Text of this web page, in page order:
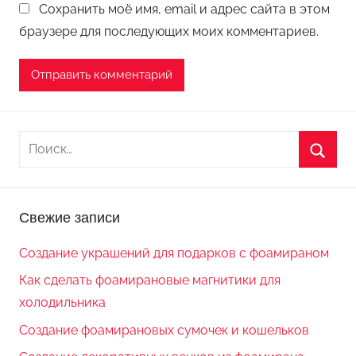
Сохранить моё имя, email и адрес сайта в этом
браузере для последующих моих комментариев.
:
Свежие записи
Создание украшений для подарков с фоамираном
Как сделать фоамирановые магнитики для
холодильника
Создание фоамирановых сумочек и кошельков